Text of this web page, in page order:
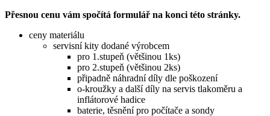
Přesnou cenu vám spočítá formulář na konci této stránky.
ceny materiálu
servisní kity dodané výrobcem
pro 1.stupeň (většinou 1ks)
pro 2.stupeň (většinou 2ks)
připadně náhradní díly dle poškození
o-kroužky a další díly na servis tlakoměru a
inflátorové hadice
baterie, těsnění pro počítače a sondy